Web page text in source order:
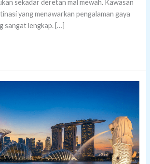
sekadar deretan mal mewah. Kawasan
yang menawarkan pengalaman gaya
sangat lengkap. […]